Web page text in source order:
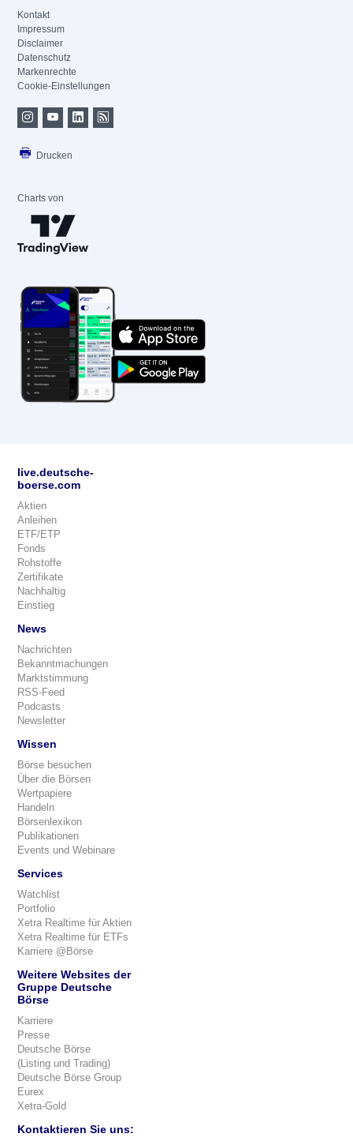
Kontakt
Impressum
Disclaimer
Datenschutz
Markenrechte
Cookie-Einstellungen
Drucken
Charts von
live.deutsche-
boerse.com
Aktien
Anleihen
ETF/ETP
Fonds
Rohstoffe
Zertifikate
Nachhaltig
Einstieg
News
Nachrichten
Bekanntmachungen
Marktstimmung
RSS-Feed
Podcasts
Newsletter
Wissen
Börse besuchen
Über die Börsen
Wertpapiere
Handeln
Börsenlexikon
Publikationen
Events und Webinare
Services
Watchlist
Portfolio
Xetra Realtime für Aktien
Xetra Realtime für ETFs
Karriere @Börse
Weitere Websites der
Gruppe Deutsche
Börse
Karriere
Presse
Deutsche Börse
(Listing und Trading)
Deutsche Börse Group
Eurex
Xetra-Gold
Kontaktieren Sie uns: